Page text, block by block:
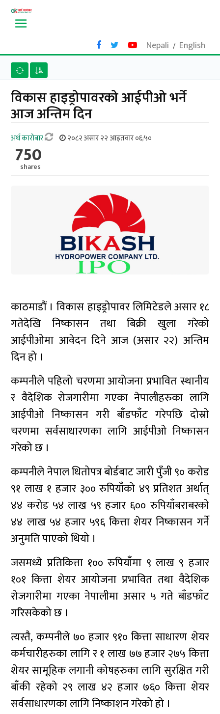
Nepali / English
विकास हाइड्रोपावरको आईपीओ भर्ने
आज अन्तिम दिन
अर्थ काराेबार २०८२ असार २२ आइतवार ०६:५०
750
shares
काठमाडौं । विकास हाइड्रोपावर लिमिटेडले असार १८
गतेदेखि निष्कासन तथा बिक्री खुला गरेको
आईपीओमा आवेदन दिने आज (असार २२) अन्तिम
दिन हो ।
कम्पनीले पहिलो चरणमा आयोजना प्रभावित स्थानीय
र वैदेशिक रोजगारीमा गएका नेपालीहरुका लागि
आईपीओ निष्कासन गरी बाँडफाँट गरेपछि दोस्रो
चरणमा सर्वसाधारणका लागि आईपीओ निष्कासन
गरेको छ ।
कम्पनीले नेपाल धितोपत्र बोर्डबाट जारी पुँजी ९० करोड
९१ लाख १ हजार ३०० रुपियाँको ४९ प्रतिशत अर्थात्
४४ करोड ५४ लाख ५९ हजार ६०० रुपियाँबराबरको
४४ लाख ५४ हजार ५९६ कित्ता शेयर निष्कासन गर्ने
अनुमति पाएको थियो ।
जसमध्ये प्रतिकित्ता १०० रुपियाँमा ९ लाख ९ हजार
१०१ कित्ता शेयर आयोजना प्रभावित तथा वैदेशिक
रोजगारीमा गएका नेपालीमा असार ५ गते बाँडफाँट
गरिसकेको छ ।
त्यस्तै, कम्पनीले ७० हजार ९१० कित्ता साधारण शेयर
कर्मचारीहरुका लागि र १ लाख ७७ हजार २७५ कित्ता
शेयर सामूहिक लगानी कोषहरुका लागि सुरक्षित गरी
बाँकी रहेको २९ लाख ४२ हजार ७६० कित्ता शेयर
सर्वसाधारणका लागि निष्काशन गरेको हो ।